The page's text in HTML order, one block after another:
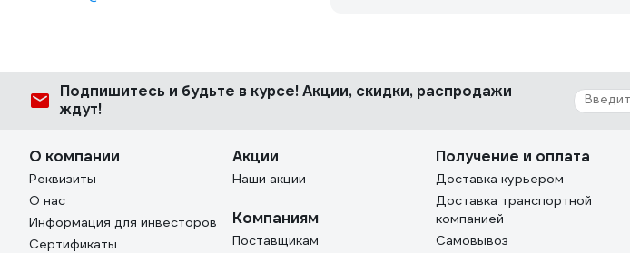
Подпишитесь и будьте в курсе! Акции, скидки, распродажи
ждут!
О компании
Реквизиты
О нас
Информация для инвесторов
Сертификаты
Акции
Наши акции
Компаниям
Поставщикам
Получение и оплата
Доставка курьером
Доставка транспортной
компанией
Самовывоз